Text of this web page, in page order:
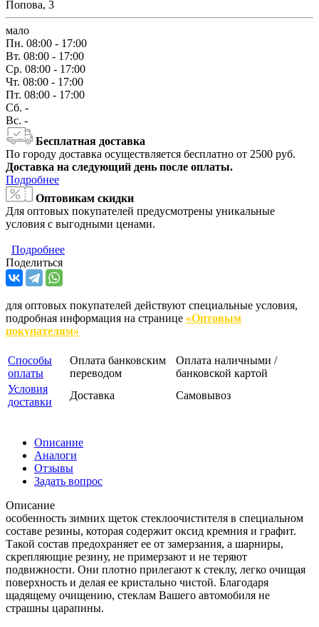
Попова, 3
мало
Пн. 08:00 - 17:00
Вт. 08:00 - 17:00
Ср. 08:00 - 17:00
Чт. 08:00 - 17:00
Пт. 08:00 - 17:00
Сб. -
Вс. -
Бесплатная доставка
По городу доставка осуществляется бесплатно от 2500 руб.
Доставка на следующий день после оплаты.
Подробнее
Оптовикам скидки
Для оптовых покупателей предусмотрены уникальные
условия с выгодными ценами.
Подробнее
Поделиться
для оптовых покупателей действуют специальные условия,
подробная информация на странице «Оптовым
покупателям»
Способы
оплаты
Оплата банковским
переводом
Оплата наличными /
банковской картой
Условия
доставки
Доставка Самовывоз
Описание
Аналоги
Отзывы
Задать вопрос
Описание
особенность зимних щеток стеклоочистителя в специальном
составе резины, которая содержит оксид кремния и графит.
Такой состав предохраняет ее от замерзания, а шарниры,
скрепляющие резину, не примерзают и не теряют
подвижности. Они плотно прилегают к стеклу, легко очищая
поверхность и делая ее кристально чистой. Благодаря
щадящему очищению, стеклам Вашего автомобиля не
страшны царапины.